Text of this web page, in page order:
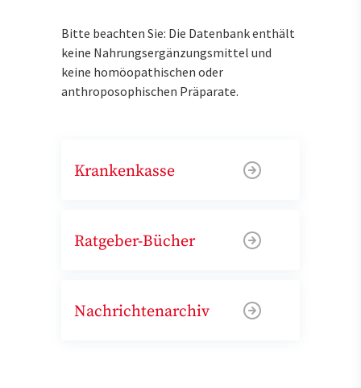
Bitte beachten Sie: Die Datenbank enthält
keine Nahrungsergänzungsmittel und
keine homöopathischen oder
anthroposophischen Präparate.
Krankenkasse
Ratgeber-Bücher
Nachrichtenarchiv